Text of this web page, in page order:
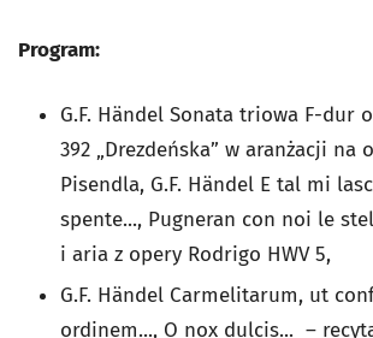
Program:
G.F. Händel Sonata triowa F-dur
392 „Drezdeńska” w aranżacji na
Pisendla, G.F. Händel E tal mi
spente..., Pugneran con noi le
i aria z opery Rodrigo HWV 5,
G.F. Händel Carmelitarum, ut
ordinem..., O nox dulcis... –